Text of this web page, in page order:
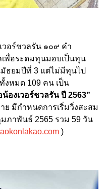
วอร์ชวลรัน ๑๐๙ คำ
พื่อระดมทุนมอบเป็นทุน
ธยมปีที่ 3 แต่ไม่มีทุนไป
งหมด 109 คน เป็น
น้องเวอร์ชวลรัน ปี 2563”
ย มีกำหนดการเริ่มวิ่งสะสม
ภาพันธ์ 2565 รวม 59 วัน
)